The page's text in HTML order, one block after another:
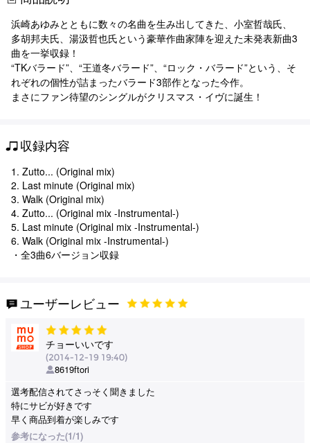
浜崎あゆみとともに数々の名曲を生み出してきた、小室哲哉氏、
多胡邦夫氏、湯汲哲也氏という豪華作曲家陣を迎えた未発表新曲3
曲を一挙収録！
“TKバラード”、“王道冬バラード”、“ロック・バラード”という、そ
れぞれの個性が詰まったバラード3部作となった今作。
まさにファン待望のシングルがクリスマス・イヴに誕生！
収録内容
1. Zutto... (Original mix)
2. Last minute (Original mix)
3. Walk (Original mix)
4. Zutto... (Original mix -Instrumental-)
5. Last minute (Original mix -Instrumental-)
6. Walk (Original mix -Instrumental-)
・全3曲6バージョン収録
ユーザーレビュー
チョーいいです
(2014-12-19 19:40)
8619ftori
選考配信されてさっそく聞きました
特にサビが好きです
早く商品到着が楽しみです
参考になった(1/1)